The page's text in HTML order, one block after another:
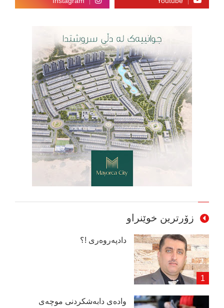
زۆرترین خوێنراو
دادپەروەری !؟
وادەی دابەشكردنی موچەی